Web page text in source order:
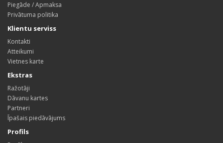
Piegāde / Apmaksa
Privātuma politika
Klientu serviss
Kontakti
Atteikumi
Vietnes karte
Ekstras
Ražotāji
Dāvanu kartes
Partneri
Īpašais piedāvājums
Profils